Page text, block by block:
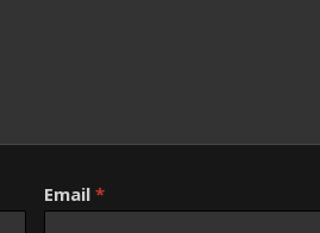
Email *